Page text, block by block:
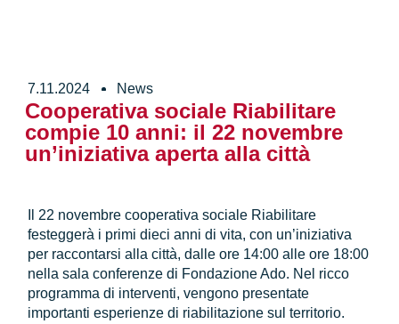
7.11.2024 News
Cooperativa sociale Riabilitare
compie 10 anni: il 22 novembre
un’iniziativa aperta alla città
Il 22 novembre cooperativa sociale Riabilitare
festeggerà i primi dieci anni di vita, con un’iniziativa
per raccontarsi alla città, dalle ore 14:00 alle ore 18:00
nella sala conferenze di Fondazione Ado. Nel ricco
programma di interventi, vengono presentate
importanti esperienze di riabilitazione sul territorio.